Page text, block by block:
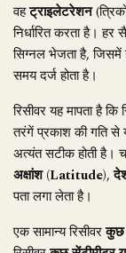
वहट्राइलेटरेशन
निर्धारित करता है।
सिग्नल भेजता है,
समय दर्ज होता है।
रिसीवर यह मापता है
तरंगें प्रकाश की गति से
अत्यंत सटीक होती है।
अक्षांश (Latitude),
पता लगा लेता है।
एक सामान्य रिसीवरकुछ